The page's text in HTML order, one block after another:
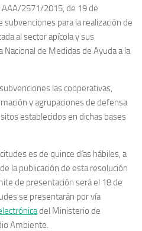
2571/2015, de 19 de
subvenciones para la realización de
al sector apícola y sus
de Medidas de Ayuda a la
las cooperativas,
y agrupaciones de defensa
establecidos en dichas bases
es de quince días hábiles, a
la publicación de esta resolución
de presentación será el 18 de
se presentarán por vía
del Ministerio de
Ambiente.